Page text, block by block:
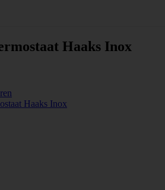
Haaks Inox
Haaks Inox